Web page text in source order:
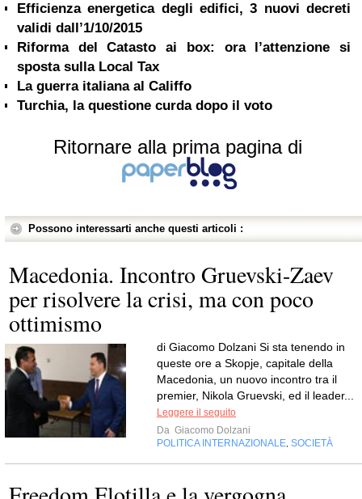
Efficienza energetica degli edifici, 3 nuovi decreti
validi dall’1/10/2015
Riforma del Catasto ai box: ora l’attenzione si
sposta sulla Local Tax
La guerra italiana al Califfo
Turchia, la questione curda dopo il voto
Ritornare alla prima pagina di
Possono interessarti anche questi articoli :
Macedonia. Incontro Gruevski-Zaev
per risolvere la crisi, ma con poco
ottimismo
di Giacomo Dolzani Si sta tenendo in
queste ore a Skopje, capitale della
Macedonia, un nuovo incontro tra il
premier, Nikola Gruevski, ed il leader...
Leggere il seguito
Da Giacomo Dolzani
POLITICA INTERNAZIONALE SOCIETÀ